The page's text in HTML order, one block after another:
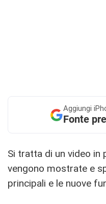
Aggiungi
Fonte
Si tratta di un video in
vengono mostrate e
principali e le nuove